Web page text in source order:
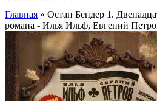
Главная » Остап Бендер 1.
романа - Илья Ильф, Евгений